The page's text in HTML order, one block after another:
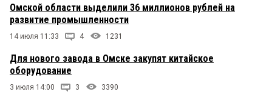
Омской области выделили 36 миллионов рублей на
развитие промышленности
14 июля 11:33 4 1231
Для нового завода в Омске закупят китайское
оборудование
3 июля 14:00 3 3390